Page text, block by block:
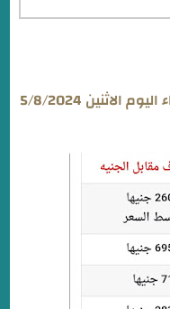
5/8/2024